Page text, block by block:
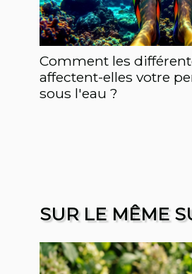
Comment les
affectent-elles votre
sous l'eau ?
SUR LE MÊME